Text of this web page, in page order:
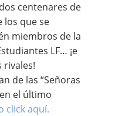
centenares de
los que se
miembros de la
LF… ¡e
rivales!
de las “Señoras
el último
click aquí.